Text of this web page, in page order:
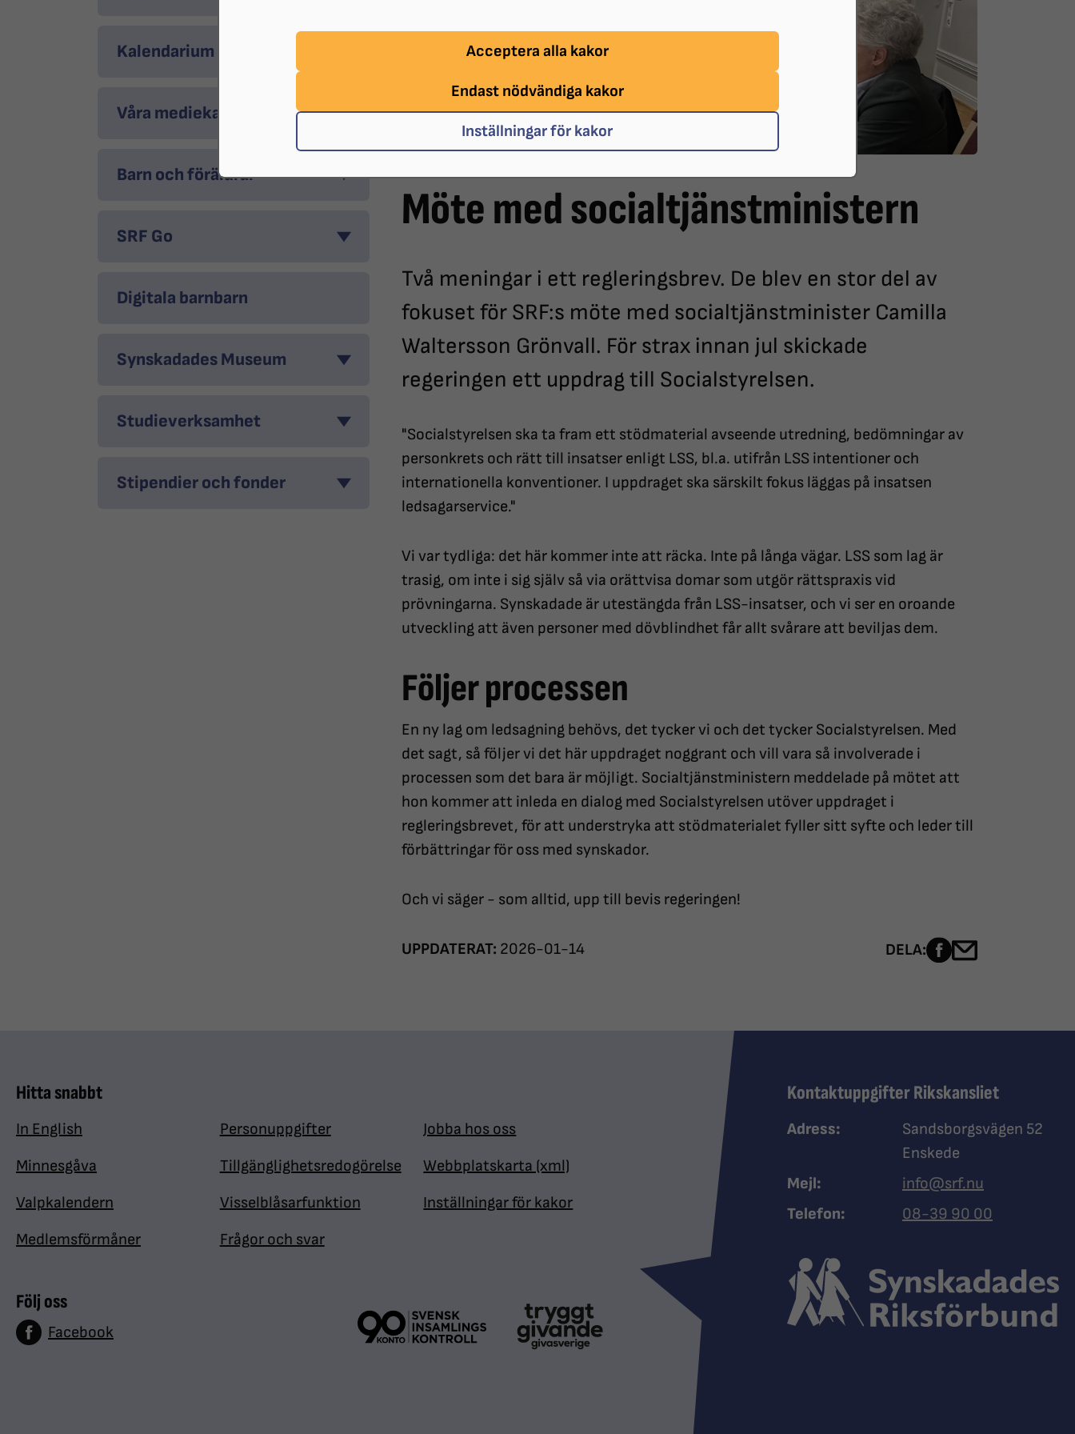
Acceptera alla kakor
Endast nödvändiga kakor
Inställningar för kakor
Kalendarium
Våra mediekanaler
Barn och föräldrar
SRF Go
Digitala barnbarn
Synskadades Museum
Studieverksamhet
Stipendier och fonder
Möte med socialtjänstministern
Två meningar i ett regleringsbrev. De blev en stor del av
fokuset för SRF:s möte med socialtjänstminister Camilla
Waltersson Grönvall. För strax innan jul skickade
regeringen ett uppdrag till Socialstyrelsen.
"Socialstyrelsen ska ta fram ett stödmaterial avseende utredning, bedömningar av
personkrets och rätt till insatser enligt LSS, bl.a. utifrån LSS intentioner och
internationella konventioner. I uppdraget ska särskilt fokus läggas på insatsen
ledsagarservice."
Vi var tydliga: det här kommer inte att räcka. Inte på långa vägar. LSS som lag är
trasig, om inte i sig själv så via orättvisa domar som utgör rättspraxis vid
prövningarna. Synskadade är utestängda från LSS-insatser, och vi ser en oroande
utveckling att även personer med dövblindhet får allt svårare att beviljas dem.
Följer processen
En ny lag om ledsagning behövs, det tycker vi och det tycker Socialstyrelsen. Med
det sagt, så följer vi det här uppdraget noggrant och vill vara så involverade i
processen som det bara är möjligt. Socialtjänstministern meddelade på mötet att
hon kommer att inleda en dialog med Socialstyrelsen utöver uppdraget i
regleringsbrevet, för att understryka att stödmaterialet fyller sitt syfte och leder till
förbättringar för oss med synskador.
Och vi säger - som alltid, upp till bevis regeringen!
UPPDATERAT: 2026-01-14 DELA: Dela sidan på
Hitta snabbt
In English
Minnesgåva
Valpkalendern
Medlemsförmåner
Personuppgifter
Tillgänglighetsredogörelse
Visselblåsarfunktion
Frågor och svar
Jobba hos oss
Webbplatskarta (xml)
Inställningar för kakor
Följ oss
Facebook
Kontaktuppgifter Rikskansliet
Adress:
Sandsborgsvägen 52
Enskede
Mejl:
info@srf.nu
Telefon:
Ring Synskadades
08-39 90 00